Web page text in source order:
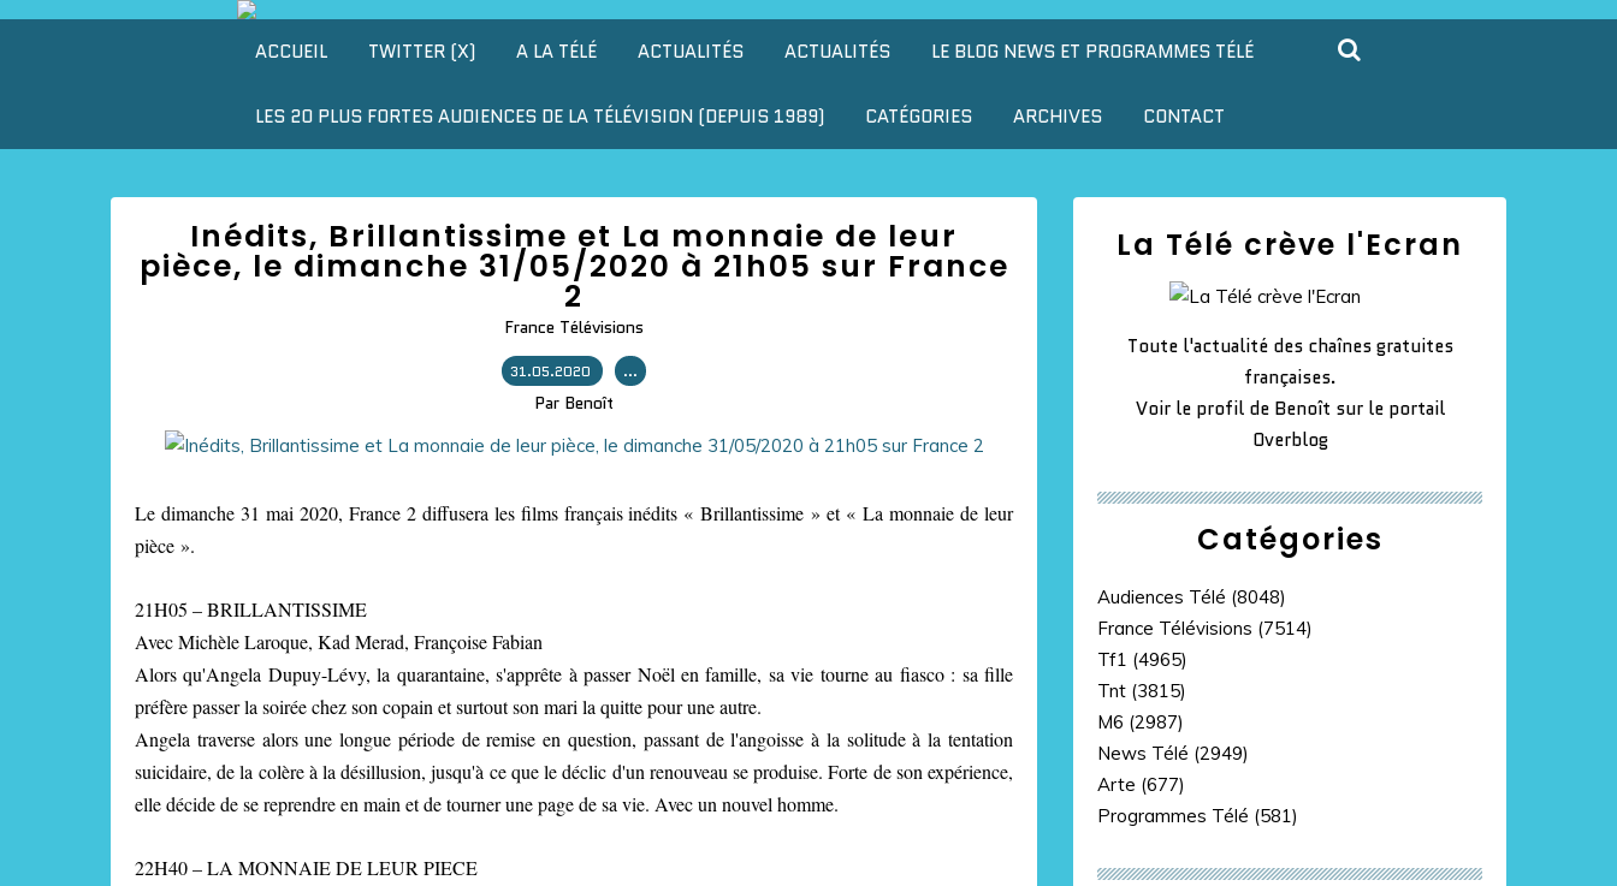
ACCUEIL TWITTER (X) A LA TÉLÉ ACTUALITÉS ACTUALITÉS LE BLOG NEWS ET PROGRAMMES TÉLÉ
LES 20 PLUS FORTES AUDIENCES DE LA TÉLÉVISION (DEPUIS 1989) CATÉGORIES ARCHIVES CONTACT
Inédits, Brillantissime et La monnaie de leur
pièce, le dimanche 31/05/2020 à 21h05 sur France
2
France Télévisions
31.05.2020 …
Par Benoît
Le dimanche 31 mai 2020, France 2 diffusera les films français inédits « Brillantissime » et « La monnaie de leur
pièce ».
21H05 – BRILLANTISSIME
Avec Michèle Laroque, Kad Merad, Françoise Fabian
Alors qu'Angela Dupuy-Lévy, la quarantaine, s'apprête à passer Noël en famille, sa vie tourne au fiasco : sa fille
préfère passer la soirée chez son copain et surtout son mari la quitte pour une autre.
Angela traverse alors une longue période de remise en question, passant de l'angoisse à la solitude à la tentation
suicidaire, de la colère à la désillusion, jusqu'à ce que le déclic d'un renouveau se produise. Forte de son expérience,
elle décide de se reprendre en main et de tourner une page de sa vie. Avec un nouvel homme.
22H40 – LA MONNAIE DE LEUR PIECE
Catégories
Audiences Télé (8048)
France Télévisions (7514)
Tf1 (4965)
Tnt (3815)
M6 (2987)
News Télé (2949)
Arte (677)
Programmes Télé (581)
La Télé crève l'Ecran
Toute l'actualité des chaînes gratuites
françaises.
Voir le profil de Benoît sur le portail
Overblog